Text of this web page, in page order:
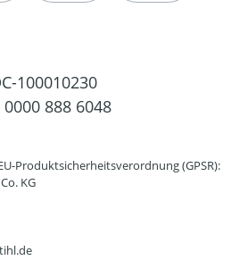
ZURZEIT NICHT VERFÜGBAR.)
100010230
0000 888 6048
Produktsicherheitsverordnung (GPSR):
KG